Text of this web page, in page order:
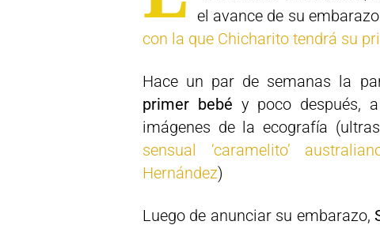
el avance de su
con la que Chicharito tendrá su
Hace un par de semanas la
primer bebé y poco después,
imágenes de la ecografía
sensual ‘caramelito’
Hernández)
Luego de anunciar su embarazo,